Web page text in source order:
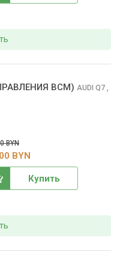
BCM) AUDI Q7
BYN
BYN
Купить